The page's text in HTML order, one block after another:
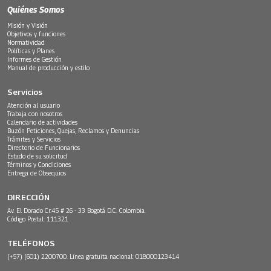
Quiénes Somos
Misión y Visión
Objetivos y funciones
Normatividad
Políticas y Planes
Informes de Gestión
Manual de producción y estilo
Servicios
Atención al usuario
Trabaja con nosotros
Calendario de actividades
Buzón Peticiones, Quejas, Reclamos y Denuncias
Trámites y Servicios
Directorio de Funcionarios
Estado de su solicitud
Términos y Condiciones
Entrega de Obsequios
DIRECCIÓN
Av. El Dorado Cr.45 # 26 - 33 Bogotá D.C. Colombia.
Código Postal: 111321
TELÉFONOS
(+57) (601) 2200700. Línea gratuita nacional: 018000123414